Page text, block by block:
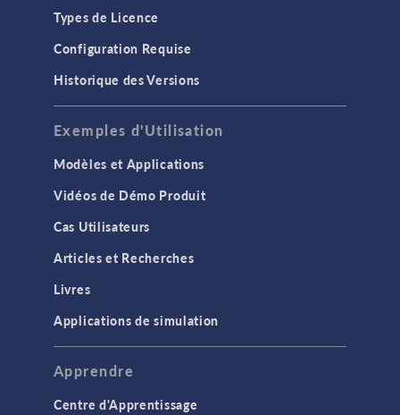
Types de Licence
Configuration Requise
Historique des Versions
Exemples d'Utilisation
Modèles et Applications
Vidéos de Démo Produit
Cas Utilisateurs
Articles et Recherches
Livres
Applications de simulation
Apprendre
Centre d'Apprentissage